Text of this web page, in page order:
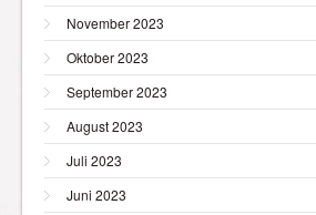
November 2023
Oktober 2023
September 2023
August 2023
Juli 2023
Juni 2023